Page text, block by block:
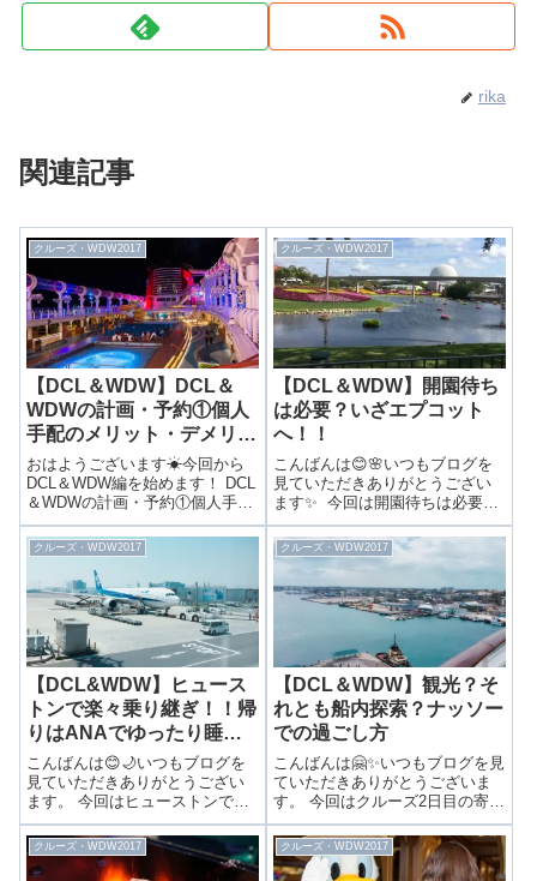
rika
関連記事
クルーズ・WDW2017
【DCL＆WDW】DCL＆
WDWの計画・予約①個人
手配のメリット・デメリッ
ト
おはようございます☀今回から
DCL＆WDW編を始めます！ DCL
＆WDWの計画・予約①個人手配
のメリット・デメリットディズ
ニー・クルーズ・ラインとは？
ウォルト・ディズニー社が所有
する4隻の船による豪華クルーズ
⛴✨現在はマジック号、ワンダ
ー...
クルーズ・WDW2017
【DCL＆WDW】開園待ち
は必要？いざエプコット
へ！！
こんばんは😊🌸いつもブログを
見ていただきありがとうござい
ます✨ 今回は開園待ちは必要？
いざエプコットへ！！前回は…
ディズニークルーズライン＆ウ
ォルト・ディズニー・ワールド
しました！▶まるで映画の中！
アートオブア...
クルーズ・WDW2017
【DCL&WDW】ヒュース
トンで楽々乗り継ぎ！！帰
りはANAでゆったり睡
眠！
こんばんは😊🌙いつもブログを
見ていただきありがとうござい
ます。 今回はヒューストンで
楽々乗り継ぎ！！帰りはANAで
ゆったり睡眠！ 前回は…WDWを
離れオーランド空港での早朝ヒ
クルーズ・WDW2017
【DCL＆WDW】観光？そ
れとも船内探索？ナッソー
での過ごし方
こんばんは🤗✨いつもブログを見
ていただきありがとうございま
す。 今回はクルーズ2日目の寄港
地ナッソーでの過ごし方をレポ
ートします✏️ 観光？それとも空
いている船内で過ごす？寄港地
クルーズ・WDW2017 クルーズ・WDW2017